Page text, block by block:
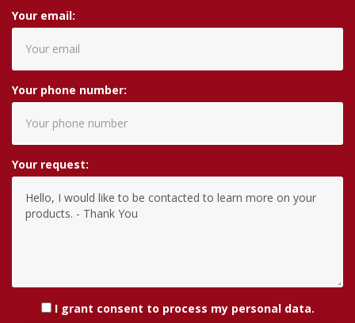
Your email:
Your phone number:
Your request:
I grant consent to process my personal data.